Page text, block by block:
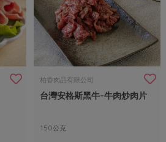
柏香肉品有限公司
台灣安格斯黑牛-牛肉炒肉片
150公克